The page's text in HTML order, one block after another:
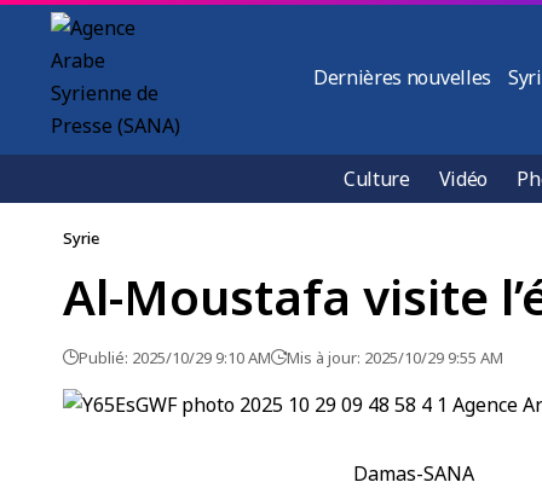
Dernières nouvelles
Culture Vidéo
Syrie
Al-Moustafa visite
Publié: 2025/10/29 9:10 AM Mis à jour: 2025/10/29 9:55 AM
Damas-SANA